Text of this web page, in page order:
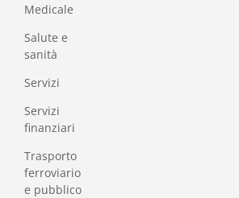
Medicale
Salute e
sanità
Servizi
Servizi
finanziari
Trasporto
ferroviario
e pubblico